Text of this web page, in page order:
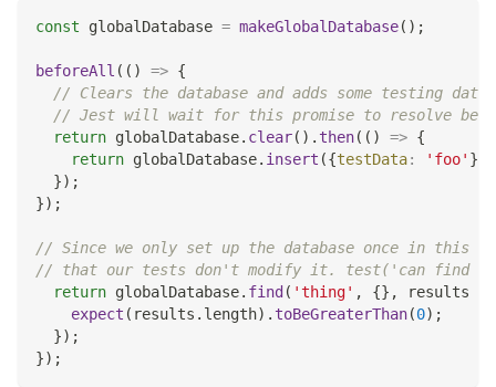
const globalDatabase = makeGlobalDatabase( ) ;
beforeAll ( ( ) => {
// Clears the database and adds some testing data.
// Jest will wait for this promise to resolve
return globalDatabase. clear( ) . then( ( ) => {
return globalDatabase. insert ({testData: 'foo' }
}) ;
}) ;
// Since we only set up the database once in this
// that our tests don't modify it. test('can find
return globalDatabase. find( 'thing' , {} , results
expect ( results . length) . toBeGreaterThan(0) ;
}) ;
}) ;